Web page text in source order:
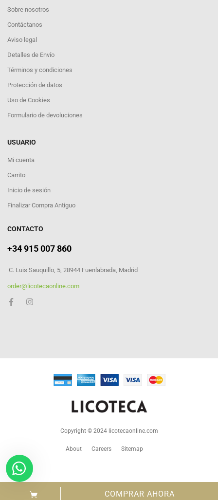
COMPRAR AHORA
Sobre nosotros
Contáctanos
Aviso legal
Detalles de Envío
Términos y condiciones
Protección de datos
Uso de Cookies
Formulario de devoluciones
USUARIO
Mi cuenta
Carrito
Inicio de sesión
Finalizar Compra Antiguo
CONTACTO
+34 915 007 860
C. Luis Sauquillo, 5, 28944 Fuenlabrada, Madrid
order@licotecaonline.com
Copyright © 2024 licotecaonline.com
About Careers Sitemap